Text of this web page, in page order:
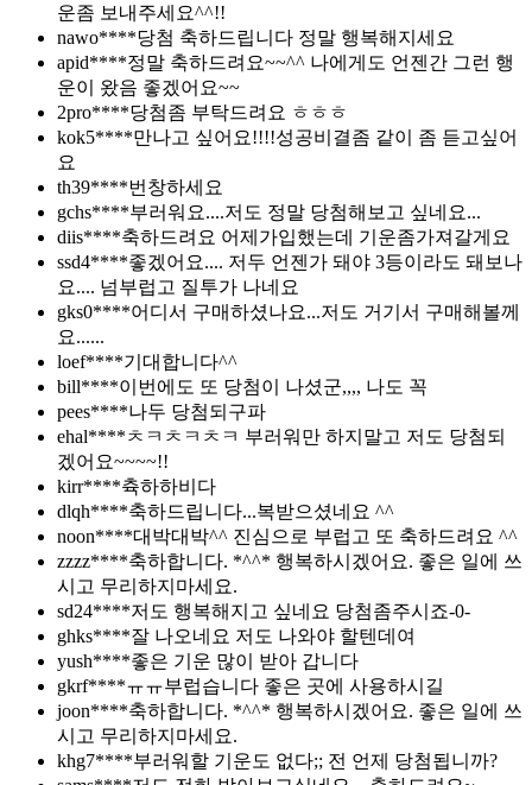
운좀 보내주세요^^!!
nawo****당첨 축하드립니다 정말 행복해지세요
apid****정말 축하드려요~~^^ 나에게도 언젠간 그런 행
운이 왔음 좋겠어요~~
2pro****당첨좀 부탁드려요 ㅎㅎㅎ
kok5****만나고 싶어요!!!!성공비결좀 같이 좀 듣고싶어
요
th39****번창하세요
gchs****부러워요....저도 정말 당첨해보고 싶네요...
diis****축하드려요 어제가입했는데 기운좀가져갈게요
ssd4****좋겠어요.... 저두 언젠가 돼야 3등이라도 돼보나
요.... 넘부럽고 질투가 나네요
gks0****어디서 구매하셨나요...저도 거기서 구매해볼께
요......
loef****기대합니다^^
bill****이번에도 또 당첨이 나셨군,,,, 나도 꼭
pees****나두 당첨되구파
ehal****ㅊㅋㅊㅋㅊㅋ 부러워만 하지말고 저도 당첨되
겠어요~~~~!!
kirr****츅하하비다
dlqh****축하드립니다...복받으셨네요 ^^
noon****대박대박^^ 진심으로 부럽고 또 축하드려요 ^^
zzzz****축하합니다. *^^* 행복하시겠어요. 좋은 일에 쓰
시고 무리하지마세요.
sd24****저도 행복해지고 싶네요 당첨좀주시죠-0-
ghks****잘 나오네요 저도 나와야 할텐데여
yush****좋은 기운 많이 받아 갑니다
gkrf****ㅠㅠ부럽습니다 좋은 곳에 사용하시길
joon****축하합니다. *^^* 행복하시겠어요. 좋은 일에 쓰
시고 무리하지마세요.
khg7****부러워할 기운도 없다;; 전 언제 당첨됩니까?